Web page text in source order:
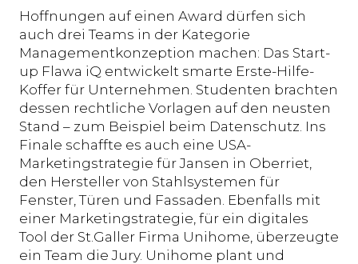
Hoffnungen auf einen Award dürfen sich
auch drei Teams in der Kategorie
Managementkonzeption machen: Das Start-
up Flawa iQ entwickelt smarte Erste-Hilfe-
Koffer für Unternehmen. Studenten brachten
dessen rechtliche Vorlagen auf den neusten
Stand – zum Beispiel beim Datenschutz. Ins
Finale schaffte es auch eine USA-
Marketingstrategie für Jansen in Oberriet,
den Hersteller von Stahlsystemen für
Fenster, Türen und Fassaden. Ebenfalls mit
einer Marketingstrategie, für ein digitales
Tool der St.Galler Firma Unihome, überzeugte
ein Team die Jury. Unihome plant und